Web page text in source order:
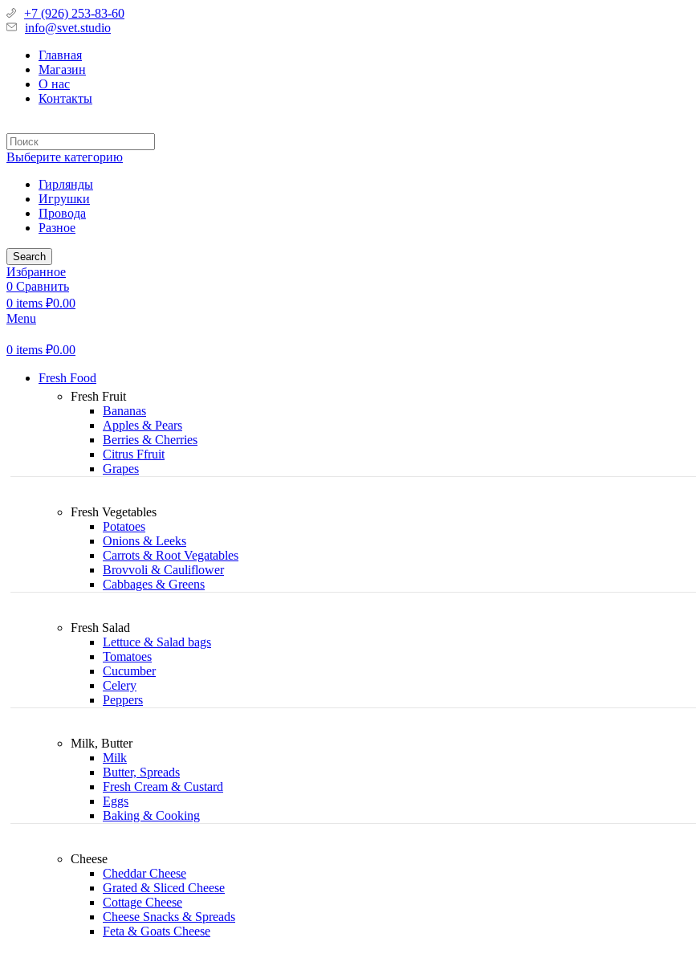
+7 (926) 253-83-60
info@svet.studio
Главная
Магазин
О нас
Контакты
Выберите категорию
Гирлянды
Игрушки
Провода
Разное
Search
Избранное
0 Сравнить
0 items ₽0.00
Menu
0 items ₽0.00
Fresh Food
Fresh Fruit
Bananas
Apples & Pears
Berries & Cherries
Citrus Ffruit
Grapes
Fresh Vegetables
Potatoes
Onions & Leeks
Carrots & Root Vegatables
Brovvoli & Cauliflower
Cabbages & Greens
Fresh Salad
Lettuce & Salad bags
Tomatoes
Cucumber
Celery
Peppers
Milk, Butter
Milk
Butter, Spreads
Fresh Cream & Custard
Eggs
Baking & Cooking
Cheese
Cheddar Cheese
Grated & Sliced Cheese
Cottage Cheese
Cheese Snacks & Spreads
Feta & Goats Cheese